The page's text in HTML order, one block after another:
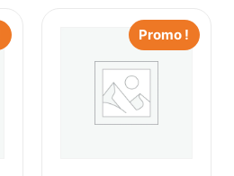
Promo !